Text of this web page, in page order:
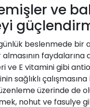
ve
beslenmede bir
almasının
ve E vitamini gibi
sağlıklı
üzerinde de
nohut ve fasulye